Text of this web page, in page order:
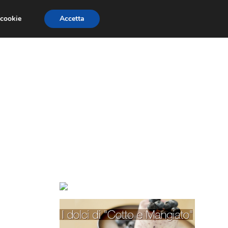
TORTE PER BAMBINI
Accetta